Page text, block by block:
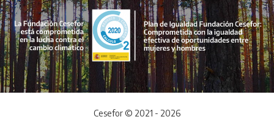
Cesefor © 2021 - 2026